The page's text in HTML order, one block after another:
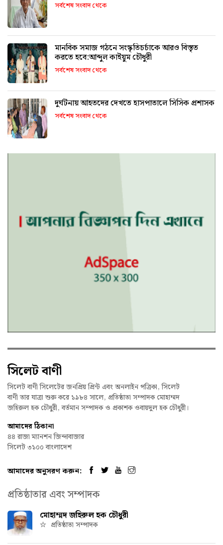
সর্বশেষ সংবাদ থেকে
মানবিক সমাজ গঠনে সংস্কৃতিচর্চাকে আরও বিস্তৃত
করতে হবে:আব্দুল কাইয়ুম চৌধুরী
সর্বশেষ সংবাদ থেকে
দুর্ঘটনায় আহতদের দেখতে হাসপাতালে সিসিক প্রশাসক
সর্বশেষ সংবাদ থেকে
সিলেট বাণী
সিলেট বাণী সিলেটের জনপ্রিয় প্রিন্ট এবং অনলাইন পত্রিকা, সিলেট
বাণী তার যাত্রা শুরু করে ১৯৮৪ সালে, প্রতিষ্ঠাতা সম্পাদক মোহাম্মদ
জহিরুল হক চৌধুরী, বর্তমান সম্পাদক ও প্রকাশক ওবায়দুল হক চৌধুরী।
আমাদের ঠিকানা
৪৪ রাজা ম্যানশন জিন্দাবাজার
সিলেট ৩১০০ বাংলাদেশ
আমাদের অনুসরণ করুন:
প্রতিষ্ঠাতার এবং সম্পাদক
মোহাম্মদ জহিরুল হক চৌধুরী
প্রতিষ্ঠাতা সম্পাদক